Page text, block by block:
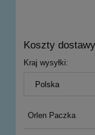
Koszty dostawy
Cena nie zawiera
Kraj wysyłki:
Orlen Paczka